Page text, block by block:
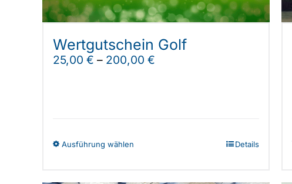
Wertgutschein Golf
25,00 € – 200,00 €
Ausführung wählen Details